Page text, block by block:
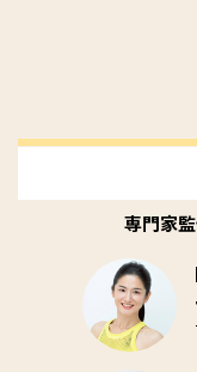
専門家